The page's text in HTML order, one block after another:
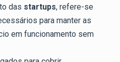
das startups, refere-se
para manter as
em funcionamento sem